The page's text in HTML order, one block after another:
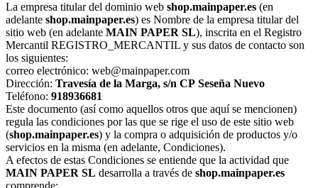
La empresa titular del dominio web shop.mainpaper.es (en
adelante shop.mainpaper.es) es Nombre de la empresa titular del
sitio web (en adelante MAIN PAPER SL), inscrita en el Registro
Mercantil REGISTRO_MERCANTIL y sus datos de contacto son
los siguientes:
correo electrónico: web@mainpaper.com
Dirección: Travesía de la Marga, s/n CP Seseña Nuevo
Teléfono: 918936681
Este documento (así como aquellos otros que aquí se mencionen)
regula las condiciones por las que se rige el uso de este sitio web
(shop.mainpaper.es) y la compra o adquisición de productos y/o
servicios en la misma (en adelante, Condiciones).
A efectos de estas Condiciones se entiende que la actividad que
MAIN PAPER SL desarrolla a través de shop.mainpaper.es